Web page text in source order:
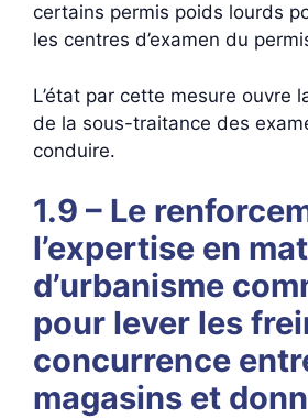
certains permis poids lourds
les centres d’examen du
L’état par cette mesure ouvre
de la sous-traitance des
conduire.
1.9 – Le
l’expertise en
d’urbanisme
pour lever les
concurrence
magasins et